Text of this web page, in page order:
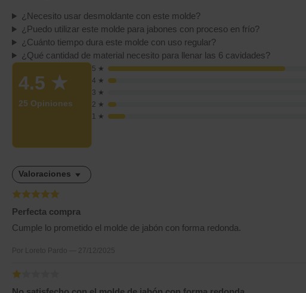
¿Necesito usar desmoldante con este molde?
¿Puedo utilizar este molde para jabones con proceso en frío?
¿Cuánto tiempo dura este molde con uso regular?
¿Qué cantidad de material necesito para llenar las 6 cavidades?
4.5 ★
25 Opiniones
5 ★
4 ★
3 ★
2 ★
1 ★
Valoraciones
Perfecta compra
Cumple lo prometido el molde de jabón con forma redonda.
Por Loreto Pardo — 27/12/2025